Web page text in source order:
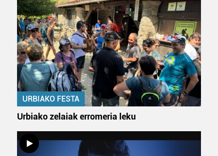
URBIAKO FESTA
Urbiako zelaiak erromeria leku